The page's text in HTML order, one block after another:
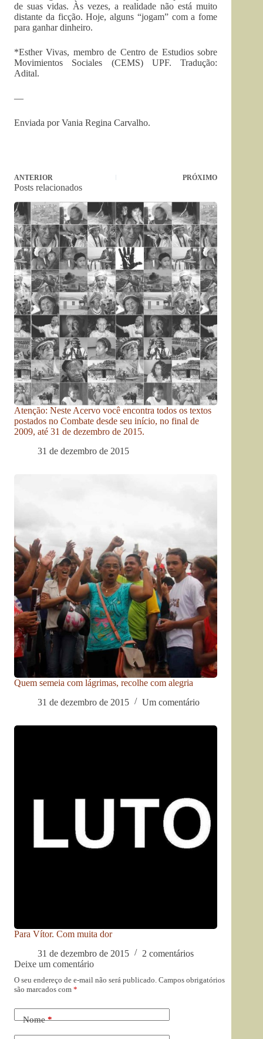
de suas vidas. Às vezes, a realidade não está muito
distante da ficção. Hoje, alguns “jogam” com a fome
para ganhar dinheiro.
*Esther Vivas, membro de Centro de Estudios sobre
Movimientos Sociales (CEMS) UPF. Tradução:
Adital.
—
Enviada por Vania Regina Carvalho.
ANTERIOR PRÓXIMO
Posts relacionados
Atenção: Neste Acervo você encontra todos os textos
postados no Combate desde seu início, no final de
2009, até 31 de dezembro de 2015.
31 de dezembro de 2015
Quem semeia com lágrimas, recolhe com alegria
31 de dezembro de 2015
Um comentário
Para Vítor. Com muita dor
31 de dezembro de 2015
2 comentários
Deixe um comentário
O seu endereço de e-mail não será publicado. Campos obrigatórios
são marcados com *
Nome*